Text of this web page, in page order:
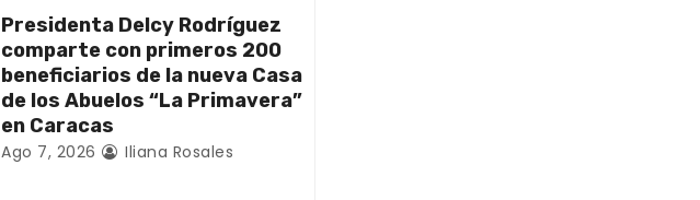
Presidenta Delcy Rodríguez
comparte con primeros 200
beneficiarios de la nueva Casa
de los Abuelos “La Primavera”
en Caracas
Ago 7, 2026 Iliana Rosales